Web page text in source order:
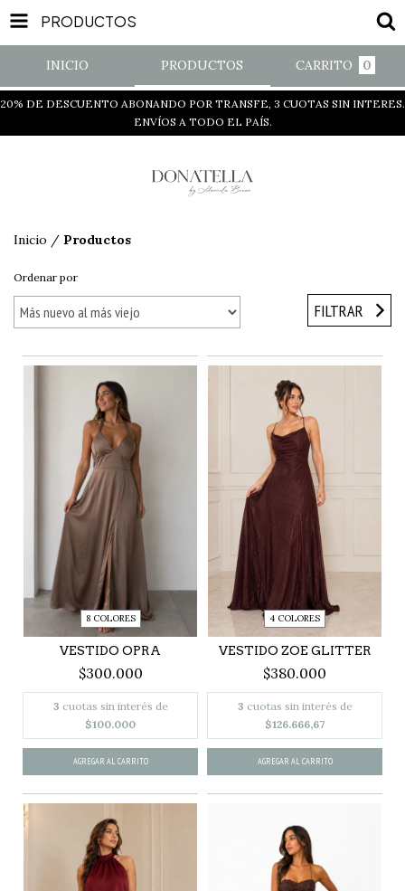
PRODUCTOS
INICIO PRODUCTOS CARRITO 0
20% DE DESCUENTO ABONANDO POR TRANSFE, 3 CUOTAS SIN INTERES.
ENVÍOS A TODO EL PAÍS.
Inicio / Productos
Ordenar por
FILTRAR
8 COLORES
VESTIDO OPRA
$300.000
3 cuotas sin interés de
$100.000
AGREGAR AL CARRITO
4 COLORES
VESTIDO ZOE GLITTER
$380.000
3 cuotas sin interés de
$126.666,67
AGREGAR AL CARRITO